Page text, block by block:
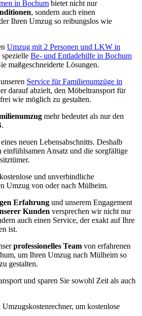
in Bochum bietet nicht nur
, sondern auch einen
Ihren Umzug so reibungslos wie
Umzug mit 2 Personen und LKW in
Be- und Entladehilfe in Bochum
maßgeschneiderte Lösungen.
Service für Familienumzüge in
darauf abzielt, den Möbeltransport für
wie möglich zu gestalten.
mehr bedeutet als nur den
.
neuen Lebensabschnitts. Deshalb
Ansatz und die sorgfältige
und unverbindliche
Umzug von oder nach Mülheim.
Erfahrung und unserem Engagement
Kunden versprechen wir nicht nur
auch einen Service, der exakt auf Ihre
ist.
professionelles Team von erfahrenen
um Ihren Umzug nach Mülheim so
gestalten.
und sparen Sie sowohl Zeit als auch
um kostenlose